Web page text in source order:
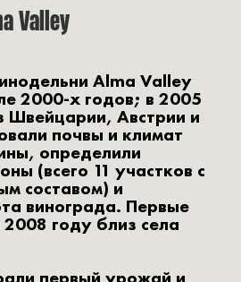
Valley
Alma Valley
2000‑х годов; в 2005
Швейцарии, Австрии и
почвы и климат
определили
(всего 11 участков с
составом) и
винограда. Первые
году близ села